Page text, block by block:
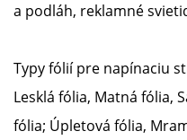
a podláh, reklamné
Typy fólií pre napínaciu
Lesklá fólia, Matná fólia,
fólia; Úpletová fólia,